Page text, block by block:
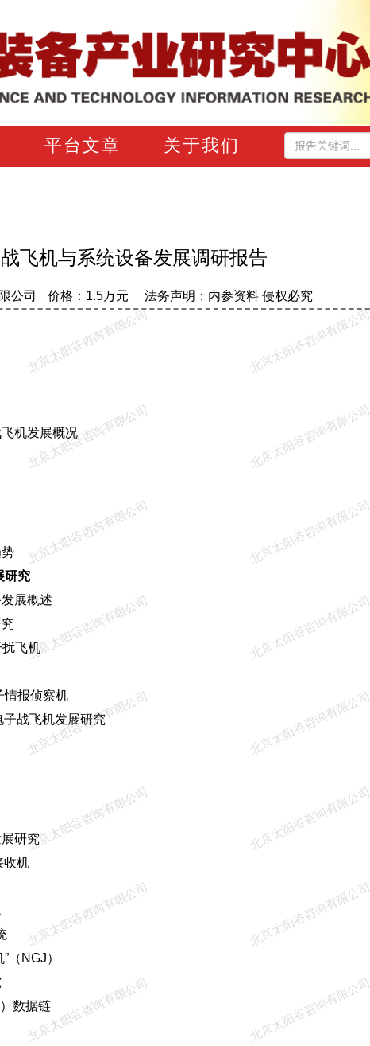
平台文章 关于我们
飞机与系统设备发展调研报告
公司 价格：1.5万元 法务声明：内参资料 侵权必究
机发展概况
研究
展概述
飞机
报侦察机
战飞机发展研究
研究
机
NGJ）
数据链
北京太阳谷咨询有限公司 北京太阳谷咨询有限公司
北京太阳谷咨询有限公司
北京太阳谷咨询有限公司
北京太阳谷咨询有限公司 北京太阳谷咨询有限公司
北京太阳谷咨询有限公司
北京太阳谷咨询有限公司
北京太阳谷咨询有限公司 北京太阳谷咨询有限公司
北京太阳谷咨询有限公司
北京太阳谷咨询有限公司
北京太阳谷咨询有限公司
北京太阳谷咨询有限公司
北京太阳谷咨询有限公司
北京太阳谷咨询有限公司